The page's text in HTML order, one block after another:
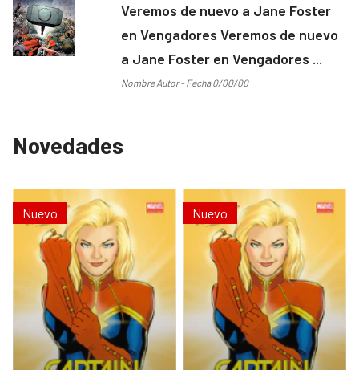
Veremos de nuevo a Jane Foster
en Vengadores Veremos de nuevo
a Jane Foster en Vengadores ...
Nombre Autor - Fecha 0/00/00
Novedades
Nuevo Nuevo